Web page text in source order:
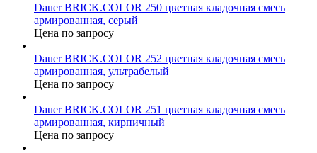
Dauer BRICK.COLOR 250 цветная кладочная смесь
армированная, серый
Цена по запросу
Dauer BRICK.COLOR 252 цветная кладочная смесь
армированная, ультрабелый
Цена по запросу
Dauer BRICK.COLOR 251 цветная кладочная смесь
армированная, кирпичный
Цена по запросу